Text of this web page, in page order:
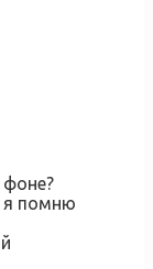
я помню